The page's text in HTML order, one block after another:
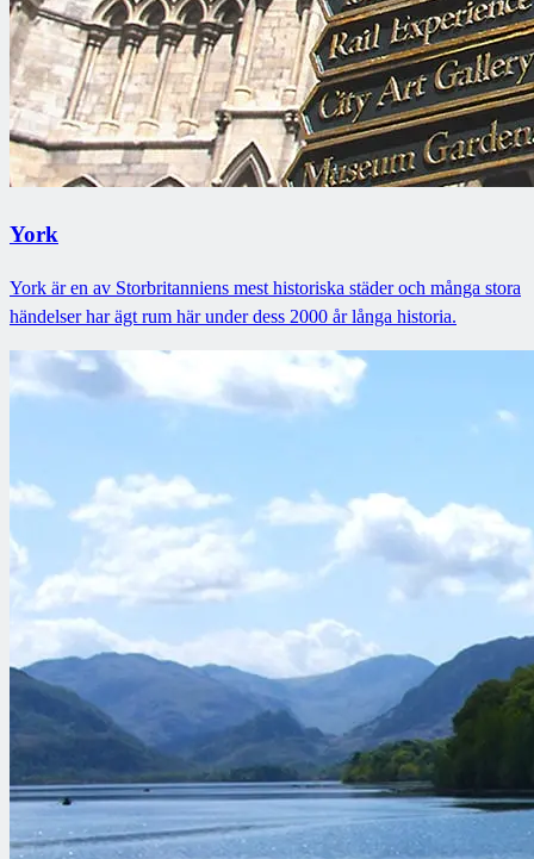
York
York är en av Storbritanniens mest historiska städer och många stora
händelser har ägt rum här under dess 2000 år långa historia.